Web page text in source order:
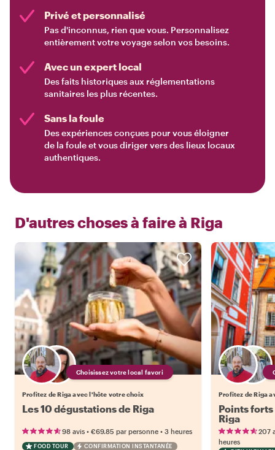
Privé et personnalisé
Pas d'inconnus, rien que vous. Personnalisez
entièrement votre voyage selon vos besoins.
Avec un expert local
Des faits historiques aux réglementations
sanitaires les plus récentes.
Sans la foule
Des expériences conçues pour vous éloigner
de la foule et vous diriger vers des lieux locaux
authentiques.
D'autres choses à faire à Riga
Choisissez votre local favori
Profitez de Riga avec l'hôte votre choix
Les 10 dégustations de Riga
98 avis • €69.85 par personne • 3 heures
FOOD TOUR CONFIRMATION INSTANTANÉE
Profitez de Riga
Points
Riga
207
heures